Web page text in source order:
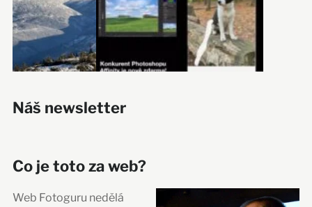
Náš newsletter
Co je toto za web?
Web Fotoguru nedělá